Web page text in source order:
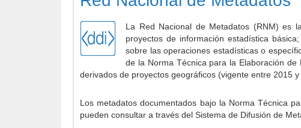
La Red Nacional de Metadatos (RNM) es
proyectos de información estadística
sobre las operaciones estadísticas o
de la Norma Técnica para la Elaboración
derivados de proyectos geográficos (vigente entre 2015 y
Los metadatos documentados bajo la Norma Técnica
pueden consultar a través del Sistema de Difusión de